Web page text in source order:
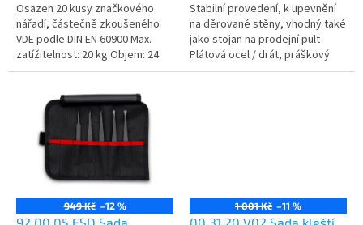
Osazen 20 kusy značkového
nářadí, částečně zkoušeného
VDE podle DIN EN 60900 Max.
zatížitelnost: 20 kg Objem: 24
litrů Flexibilní možnosti
Stabilní provedení, k upevnění
na děrované stěny, vhodný také
jako stojan na prodejní pult
Plátová ocel / drát, práškový
lak, černé Stojan je osazen
949 Kč –12 % 1 001 Kč –11 %